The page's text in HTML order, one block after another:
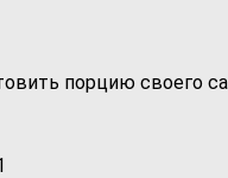
порцию своего